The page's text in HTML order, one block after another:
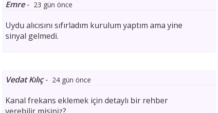
Emre- 23 gün önce
Uydu alıcısını sıfırladım kurulum yaptım ama yine
sinyal gelmedi.
Vedat Kılıç- 24 gün önce
Kanal frekans eklemek için detaylı bir rehber